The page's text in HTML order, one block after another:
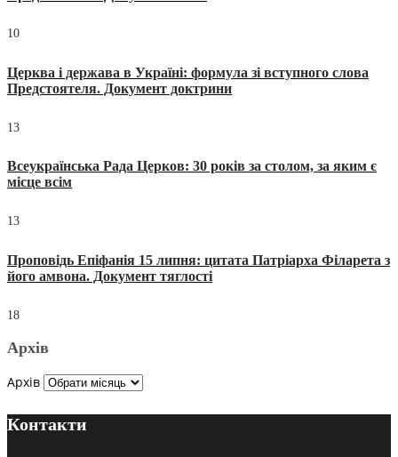
10
Церква і держава в Україні: формула зі вступного слова
Предстоятеля. Документ доктрини
13
Всеукраїнська Рада Церков: 30 років за столом, за яким є
місце всім
13
Проповідь Епіфанія 15 липня: цитата Патріарха Філарета з
його амвона. Документ тяглості
18
Архів
Архів
Контакти